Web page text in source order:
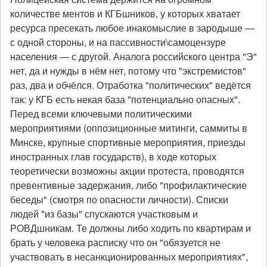
количестве ментов и КГБшников, у которых хватает
ресурса пресекать любое инакомыслие в зародыше —
с одной стороны, и на пассивности\самоцензуре
населения — с другой. Аналога российского центра "Э"
нет, да и нужды в нём нет, потому что "экстремистов"
раз, два и обчёлся. Отработка "политических" ведётся
так: у КГБ есть некая база "потенциально опасных".
Перед всеми ключевыми политическими
мероприятиями (оппозиционные митинги, саммиты в
Минске, крупные спортивные мероприятия, приезды
иностранных глав государств), в ходе которых
теоретически возможны акции протеста, проводятся
превентивные задержания, либо "профилактические
беседы" (смотря по опасности личности). Списки
людей "из базы" спускаются участковым и
РОВДшникам. Те должны либо ходить по квартирам и
брать у человека расписку что он "обязуется не
участвовать в несанкционированных мероприятиях",